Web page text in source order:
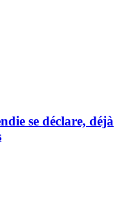
se déclare, déjà